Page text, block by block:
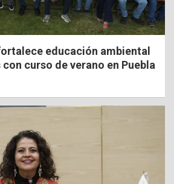
educación ambiental
curso de verano en Puebla